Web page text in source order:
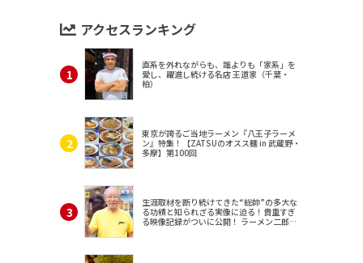
アクセスランキング
直系を外れながらも、誰よりも「家系」を
愛し、躍進し続ける名店 王道家（千葉・
柏）
東京が誇るご当地ラーメン『八王子ラーメ
ン』特集！【ZATSUのオスス麺 in 武蔵野・
多摩】第100回
生涯取材を断り続けてきた“総帥”の多大な
る功績と知られざる実像に迫る！貴重すぎ
る映像記録がついに公開！ ラーメン二郎